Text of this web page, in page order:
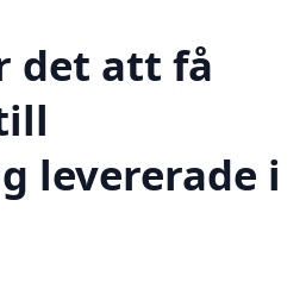
det att få
levererade i